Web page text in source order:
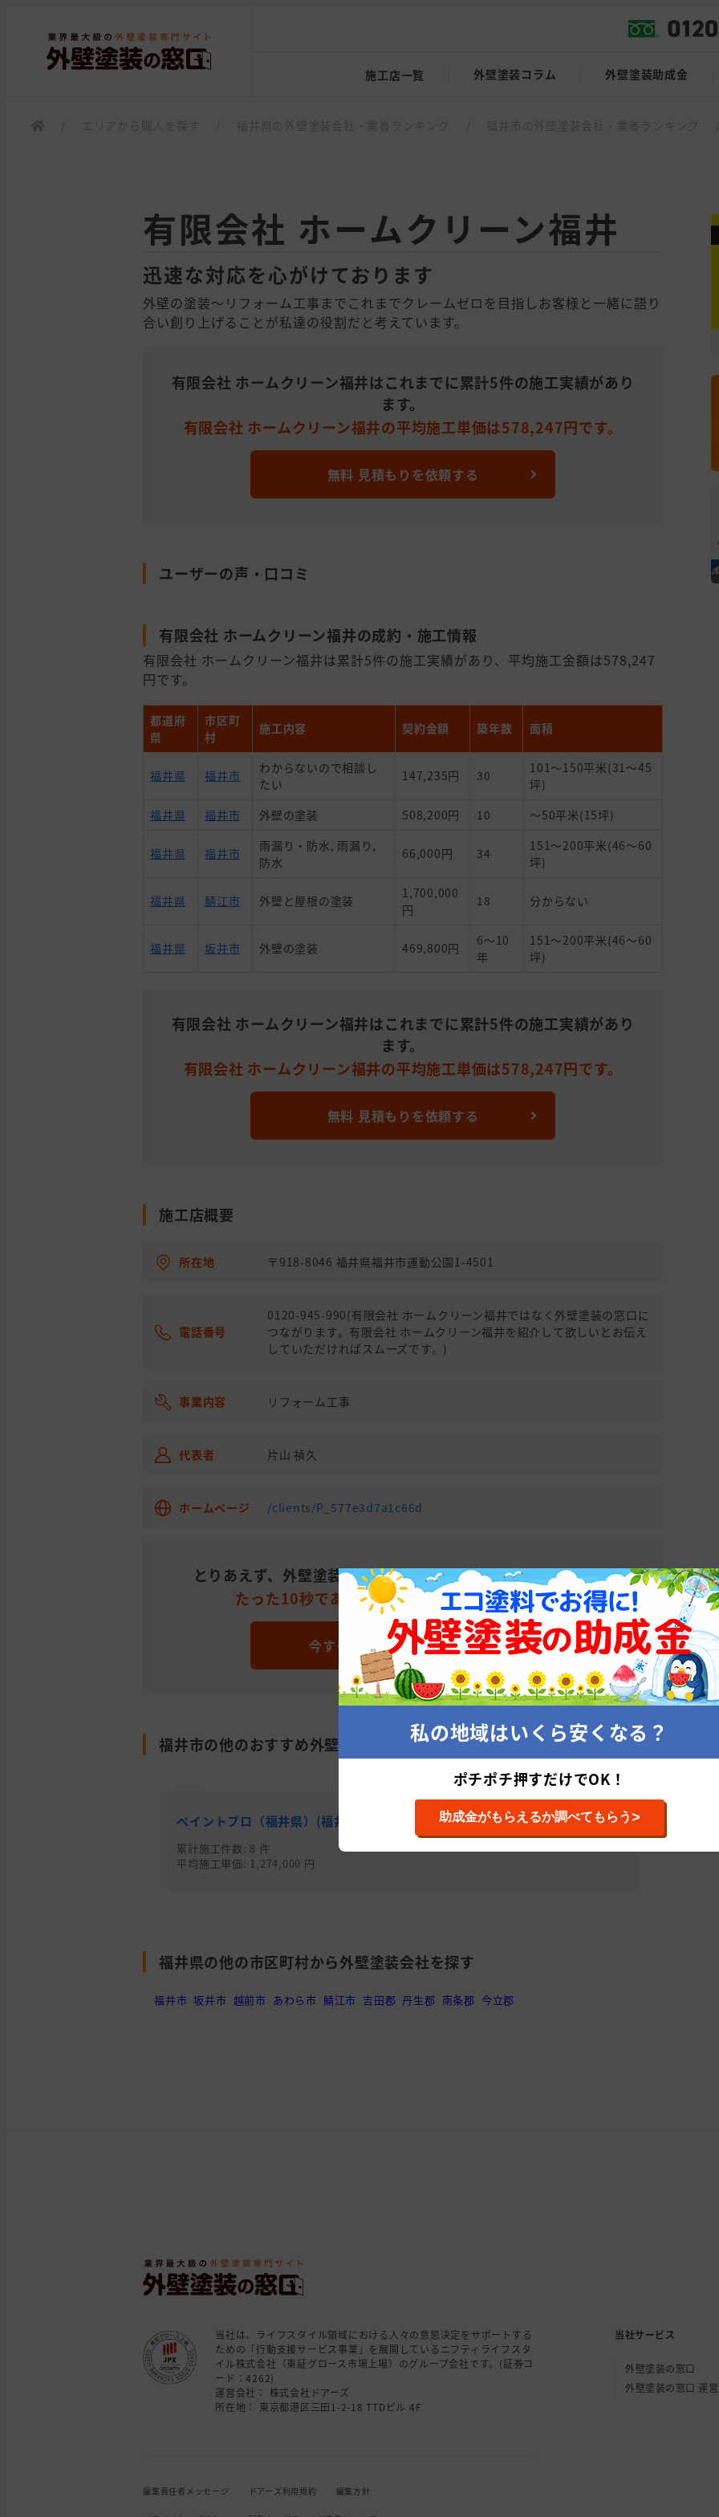
施工店一覧 外壁塗装コラム 外壁塗装助成金
有限会社 ホームクリーン福井
迅速な対応を心がけております
外壁の塗装～リフォーム工事までこれまでクレームゼロを目指しお客様と一緒に語り
合い創り上げることが私達の役割だと考えています。
有限会社 ホームクリーン福井はこれまでに累計5件の施工実績があり
ます。
有限会社 ホームクリーン福井の平均施工単価は578,247円です。
無料 見積もりを依頼する
ユーザーの声・口コミ
有限会社 ホームクリーン福井の成約・施工情報
有限会社 ホームクリーン福井は累計5件の施工実績があり、平均施工金額は578,247
円です。
都道府
県
市区町
村
施工内容 契約金額 築年数 面積
福井県 福井市
わからないので相談し
たい
147,235円 30
101～150平米(31～45
坪)
福井県
福井市 外壁の塗装 508,200円 10 ～50平米(15坪)
福井県 福井市
雨漏り・防水, 雨漏り,
防水
66,000円 34
151～200平米(46～60
坪)
福井県 鯖江市 外壁と屋根の塗装
1,700,000
円
18 分からない
福井県 坂井市 外壁の塗装 469,800円
6～10
年
151～200平米(46～60
坪)
有限会社 ホームクリーン福井はこれまでに累計5件の施工実績があり
ます。
有限会社 ホームクリーン福井の平均施工単価は578,247円です。
無料 見積もりを依頼する
施工店概要
所在地 〒918-8046 福井県福井市運動公園1-4501
電話番号
0120-945-990(有限会社 ホームクリーン福井ではなく外壁塗装の窓口に
つながります。有限会社 ホームクリーン福井を紹介して欲しいとお伝え
していただければスムーズです。)
事業内容 リフォーム工事
代表者 片山 禎久
ホームページ /clients/P_577e3d7a1c66d
とりあえず、外壁塗装の適正価格診断から始めてみませんか？
たった10秒であなたに会う優良塗装業者を紹介！
今すぐ適正相場をチェックする
福井市の他のおすすめ外壁塗装会社
ペイントプロ（福井県）(福井県/福井市)
累計施工件数: 8 件
平均施工単価: 1,274,000 円
累計施
福井県の他の市区町村から外壁塗装会社を探す
福井市 坂井市 越前市 あわら市 鯖江市 吉田郡 丹生郡 南条郡 今立郡
当社サービス
外壁塗装の窓口
外壁塗装の窓口 運
当社は、ライフスタイル領域における人々の意思決定をサポートする
ための「行動支援サービス事業」を展開しているニフティライフスタ
イル株式会社（東証グロース市場上場）のグループ会社です。(証券コ
ード：4262)
運営会社： 株式会社ドアーズ
所在地： 東京都港区三田1-2-18 TTDビル 4F
編集責任者メッセージ ドアーズ利用規約 編集方針
私の地域はいくら安くなる？
ポチポチ押すだけでOK！
助成金がもらえるか調べてもらう>